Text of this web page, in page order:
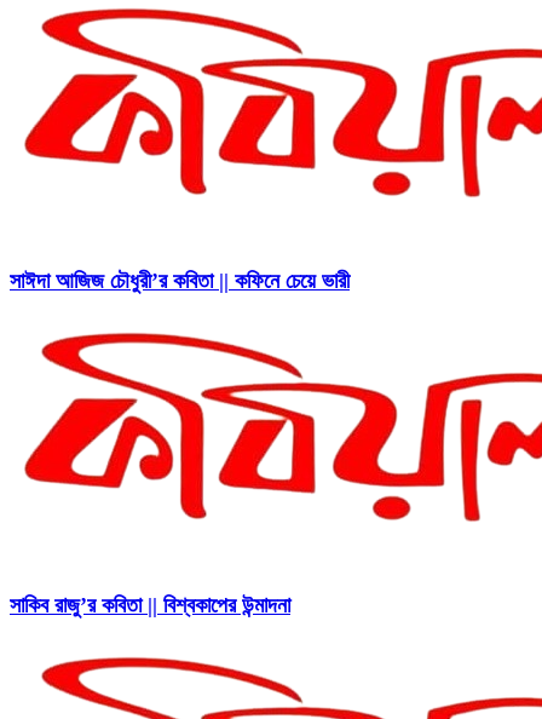
সাঈদা আজিজ চৌধুরী’র কবিতা || কফিনে চেয়ে ভারী
সাকিব রাজু’র কবিতা || বিশ্বকাপের উন্মাদনা